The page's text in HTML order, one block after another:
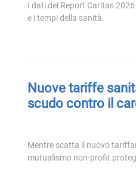
I dati del Report Caritas
e i tempi della sanità.
Nuove tariffe
scudo contro il
Mentre scatta il nuovo
mutualismo non-profit